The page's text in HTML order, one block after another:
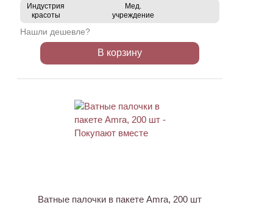
Индустрия
красоты
Мед.
учреждение
Нашли дешевле?
В корзину
Ватные палочки в пакете Amra, 200 шт